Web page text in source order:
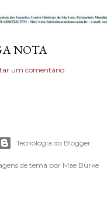
NOTA
um comentário
Tecnologia do Blogger
de tema por Mae Burke